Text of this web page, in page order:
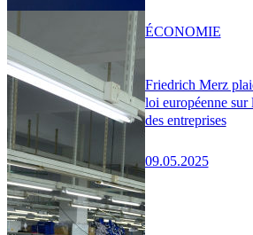
Friedrich Merz
loi européenne
des entreprises
09.05.2025
ÉCONOMIE